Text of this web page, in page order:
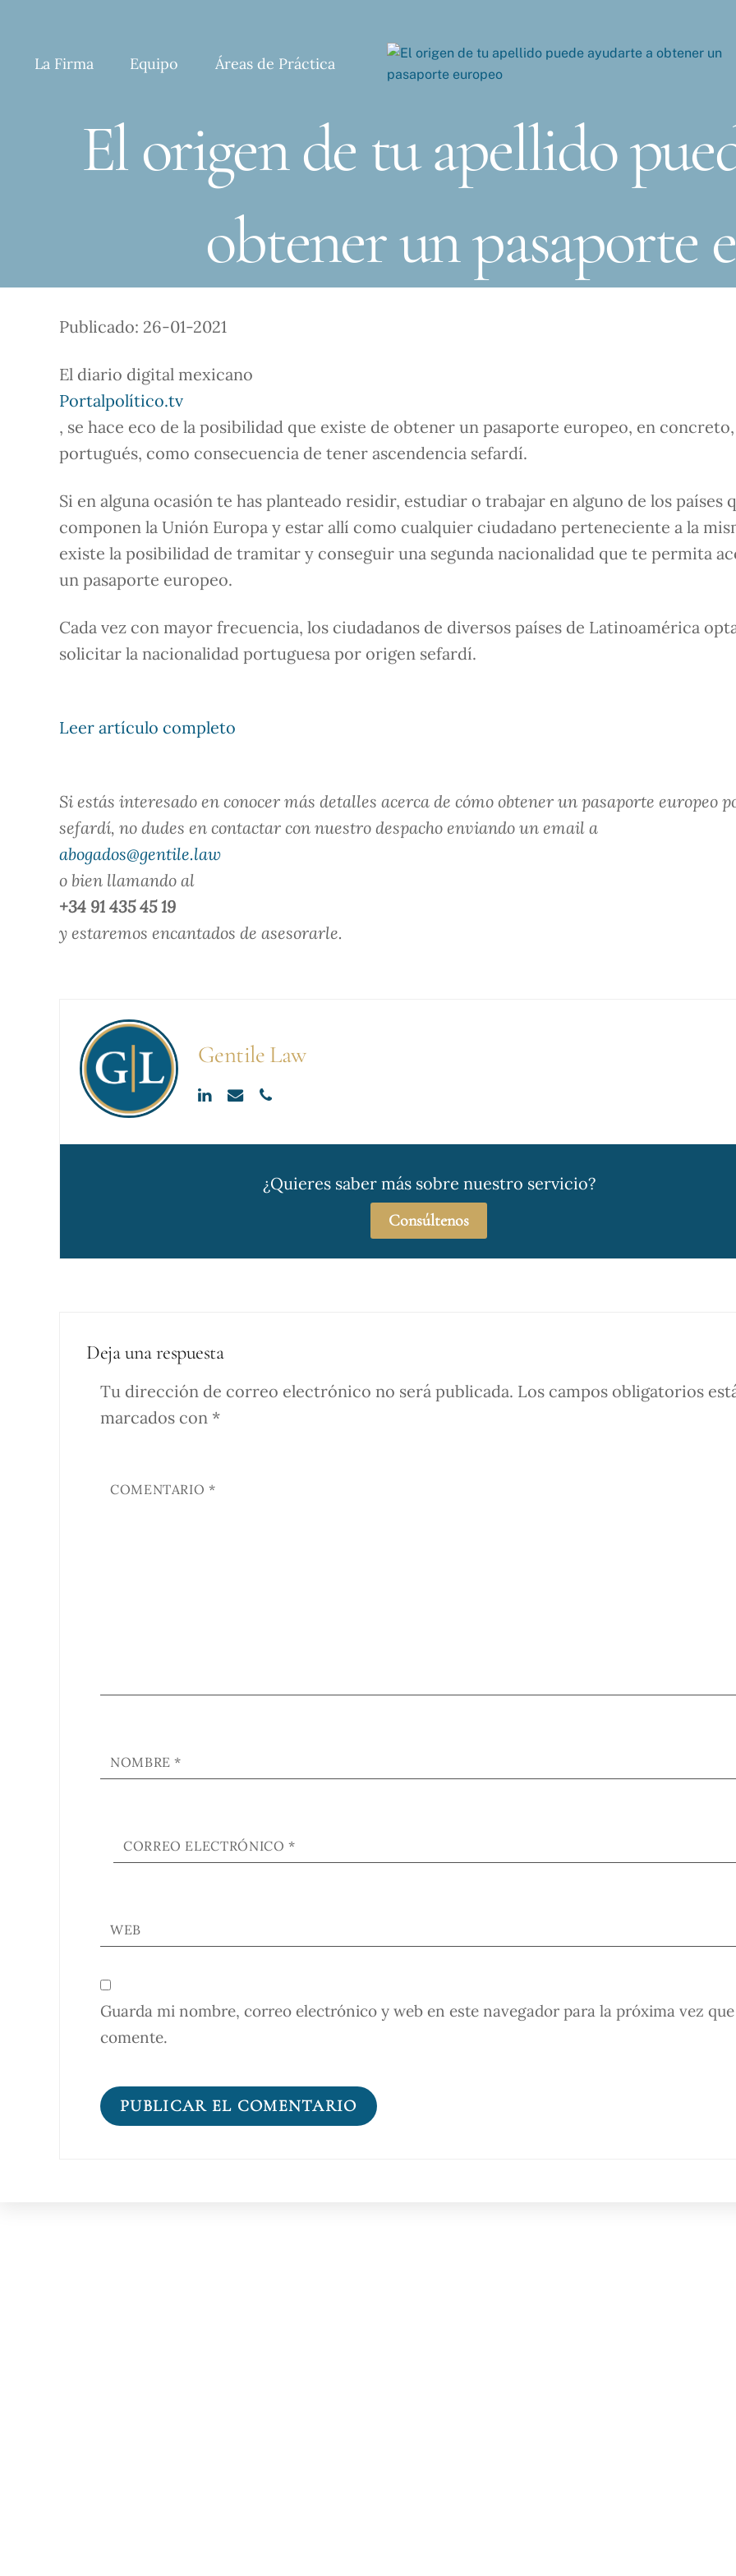
La Firma Equipo Áreas de Práctica
El origen de tu apellido
obtener un pasaporte
Publicado: 26-01-2021
El diario digital mexicano
Portalpolítico.tv
, se hace eco de la posibilidad que existe de obtener un pasaporte europeo, en
portugués, como consecuencia de tener ascendencia sefardí.
Si en alguna ocasión te has planteado residir, estudiar o trabajar en alguno de los países
componen la Unión Europa y estar allí como cualquier ciudadano perteneciente a la
existe la posibilidad de tramitar y conseguir una segunda nacionalidad que te permita
un pasaporte europeo.
Cada vez con mayor frecuencia, los ciudadanos de diversos países de Latinoamérica
solicitar la nacionalidad portuguesa por origen sefardí.
Leer artículo completo
Si estás interesado en conocer más detalles acerca de cómo obtener un pasaporte europeo
sefardí, no dudes en contactar con nuestro despacho enviando un email a
abogados@gentile.law
o bien llamando al
+34 91 435 45 19
y estaremos encantados de asesorarle.
Gentile Law
¿Quieres saber más sobre nuestro servicio?
Consúltenos
Deja una respuesta
Tu dirección de correo electrónico no será publicada. Los campos obligatorios
marcados con *
COMENTARIO*
NOMBRE*
CORREO ELECTRÓNICO*
WEB
Guarda mi nombre, correo electrónico y web en este navegador para la próxima vez que
comente.